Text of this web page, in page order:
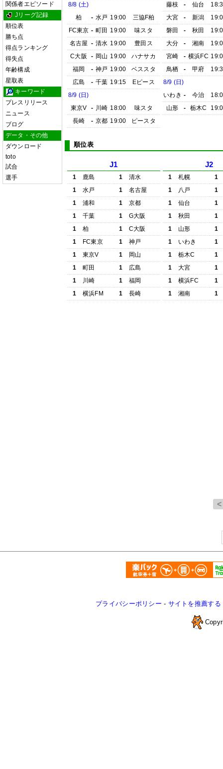
関係者エピソード
Jリーグ記録
順位表
勝ち点
得点ランキング
得失点
年齢構成
星取表
キーワード
プレスリリース
ニュース
ブログ
データ・その他
ダウンロード
toto
試合
選手
8/8 (土)
柏
- 水戸 19:00
三協F柏
FC東京 - 町田 19:00
味スタ
名古屋 - 清水 19:00
豊田ス
C大阪
- 岡山 19:00
ハナサカ
福岡
- 神戸 19:00
ベススタ
広島
- 千葉 19:15
Eピース
8/9 (日)
東京V
- 川崎 18:00
味スタ
長崎
- 京都 19:00 ピースタ
藤枝
- 仙台
大宮
- 新潟
磐田
- 秋田
大分
- 湘南
宮崎
- 横浜FC
鳥栖
- 甲府
8/9 (日)
いわき - 今治
山形
- 栃木C
順位表
J1
1 鹿島 1
清水
1
水戸 1
名古屋
1
浦和 1
京都
1
千葉 1
G大阪
1
柏 1
C大阪
1
FC東京 1
神戸
1
東京V 1
岡山
1
町田 1
広島
1
川崎 1
福岡
1
横浜FM 1 長崎
J2
1 札幌
1
1
八戸
1
1
仙台
1
1
秋田
1
1
山形
1
1
いわき
1
1
栃木C
1
1
大宮
1
1
横浜FC
1
1
湘南 1
プライバシーポリシー - サイトを推薦する